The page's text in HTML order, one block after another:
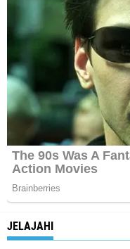
JELAJAHI